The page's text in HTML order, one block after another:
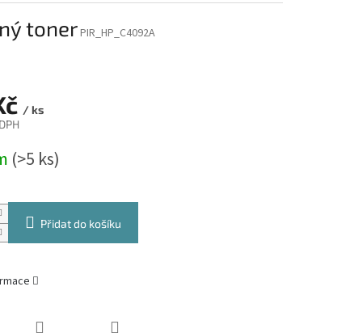
tonerPIR_HP_C4092A
/ ks
(>5 ks)
Přidat do košíku